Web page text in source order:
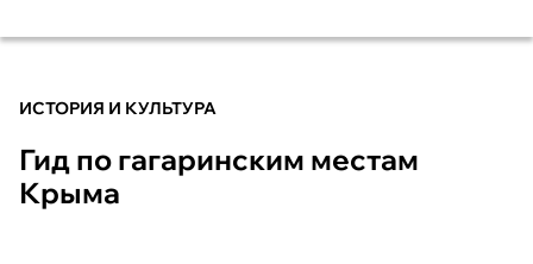
ИСТОРИЯ И КУЛЬТУРА
Гид по гагаринским местам
Крыма